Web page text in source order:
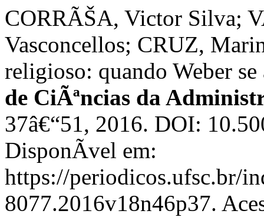
CORRÃŠA, Victor Silva;
Vasconcellos; CRUZ,
religioso: quando Weber
de CiÃªncias da
37â€“51, 2016. DOI:
DisponÃ­vel em:
https://periodicos.ufsc.br/
8077.2016v18n46p37.